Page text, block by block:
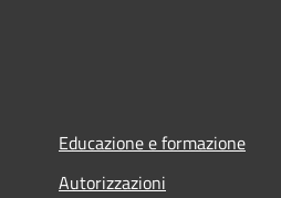
Educazione e formazione
Autorizzazioni